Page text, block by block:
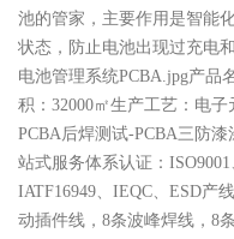
池的管家，主要作用是智能
状态，防止电池出现过充电
电池管理系统PCBA.jpg产品
积：32000㎡生产工艺：电
PCBA后焊测试-PCBA三防
站式服务体系认证：ISO9001
IATF16949、IEQC、ESD产
动插件线，8条波峰焊线，8